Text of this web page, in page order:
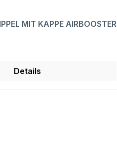
MIT KAPPE AIRBOOSTER
Details